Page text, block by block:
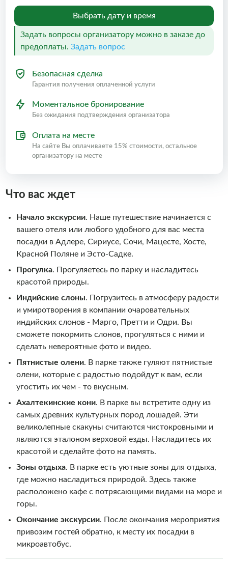
Выбрать дату и время
Задать вопросы организатору можно в заказе до
предоплаты. Задать вопрос
Безопасная сделка
Гарантия получения оплаченной услуги
Моментальное бронирование
Без ожидания подтверждения организатора
Оплата на месте
На сайте Вы оплачиваете 15% стоимости, остальное
организатору на месте
Что вас ждет
Начало экскурсии. Наше путешествие начинается с
вашего отеля или любого удобного для вас места
посадки в Адлере, Сириусе, Сочи, Мацесте, Хосте,
Красной Поляне и Эсто-Садке.
Прогулка. Прогуляетесь по парку и насладитесь
красотой природы.
Индийские слоны. Погрузитесь в атмосферу радости
и умиротворения в компании очаровательных
индийских слонов - Марго, Претти и Одри. Вы
сможете покормить слонов, прогуляться с ними и
сделать невероятные фото и видео.
Пятнистые олени. В парке также гуляют пятнистые
олени, которые с радостью подойдут к вам, если
угостить их чем - то вкусным.
Ахалтекинские кони. В парке вы встретите одну из
самых древних культурных пород лошадей. Эти
великолепные скакуны считаются чистокровными и
являются эталоном верховой езды. Насладитесь их
красотой и сделайте фото на память.
Зоны отдыха. В парке есть уютные зоны для отдыха,
где можно насладиться природой. Здесь также
расположено кафе с потрясающими видами на море и
горы.
Окончание экскурсии. После окончания мероприятия
привозим гостей обратно, к месту их посадки в
микроавтобус.